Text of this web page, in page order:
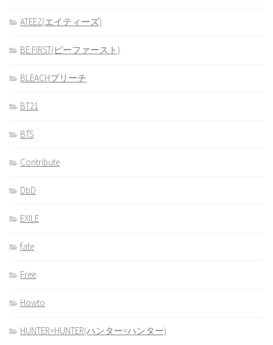
ATEEZ(エイティーズ)
BE:FIRST(ビーファースト)
BLEACHブリーチ
BT21
BTS
Contribute
DbD
EXILE
fate
Free
Howto
HUNTER×HUNTER(ハンター×ハンター)